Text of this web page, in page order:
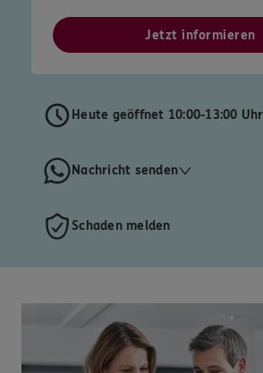
Jetzt informieren
Heute geöffnet 10:00-13:00 Uhr
Nachricht senden
Schaden melden